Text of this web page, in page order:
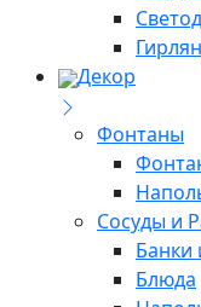
Декор
Фонтаны
Сосуды и
Банки
Блюда